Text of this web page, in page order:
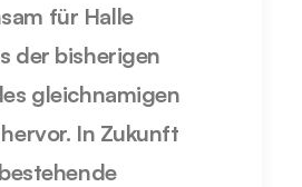
für Halle
der bisherigen
gleichnamigen
In Zukunft